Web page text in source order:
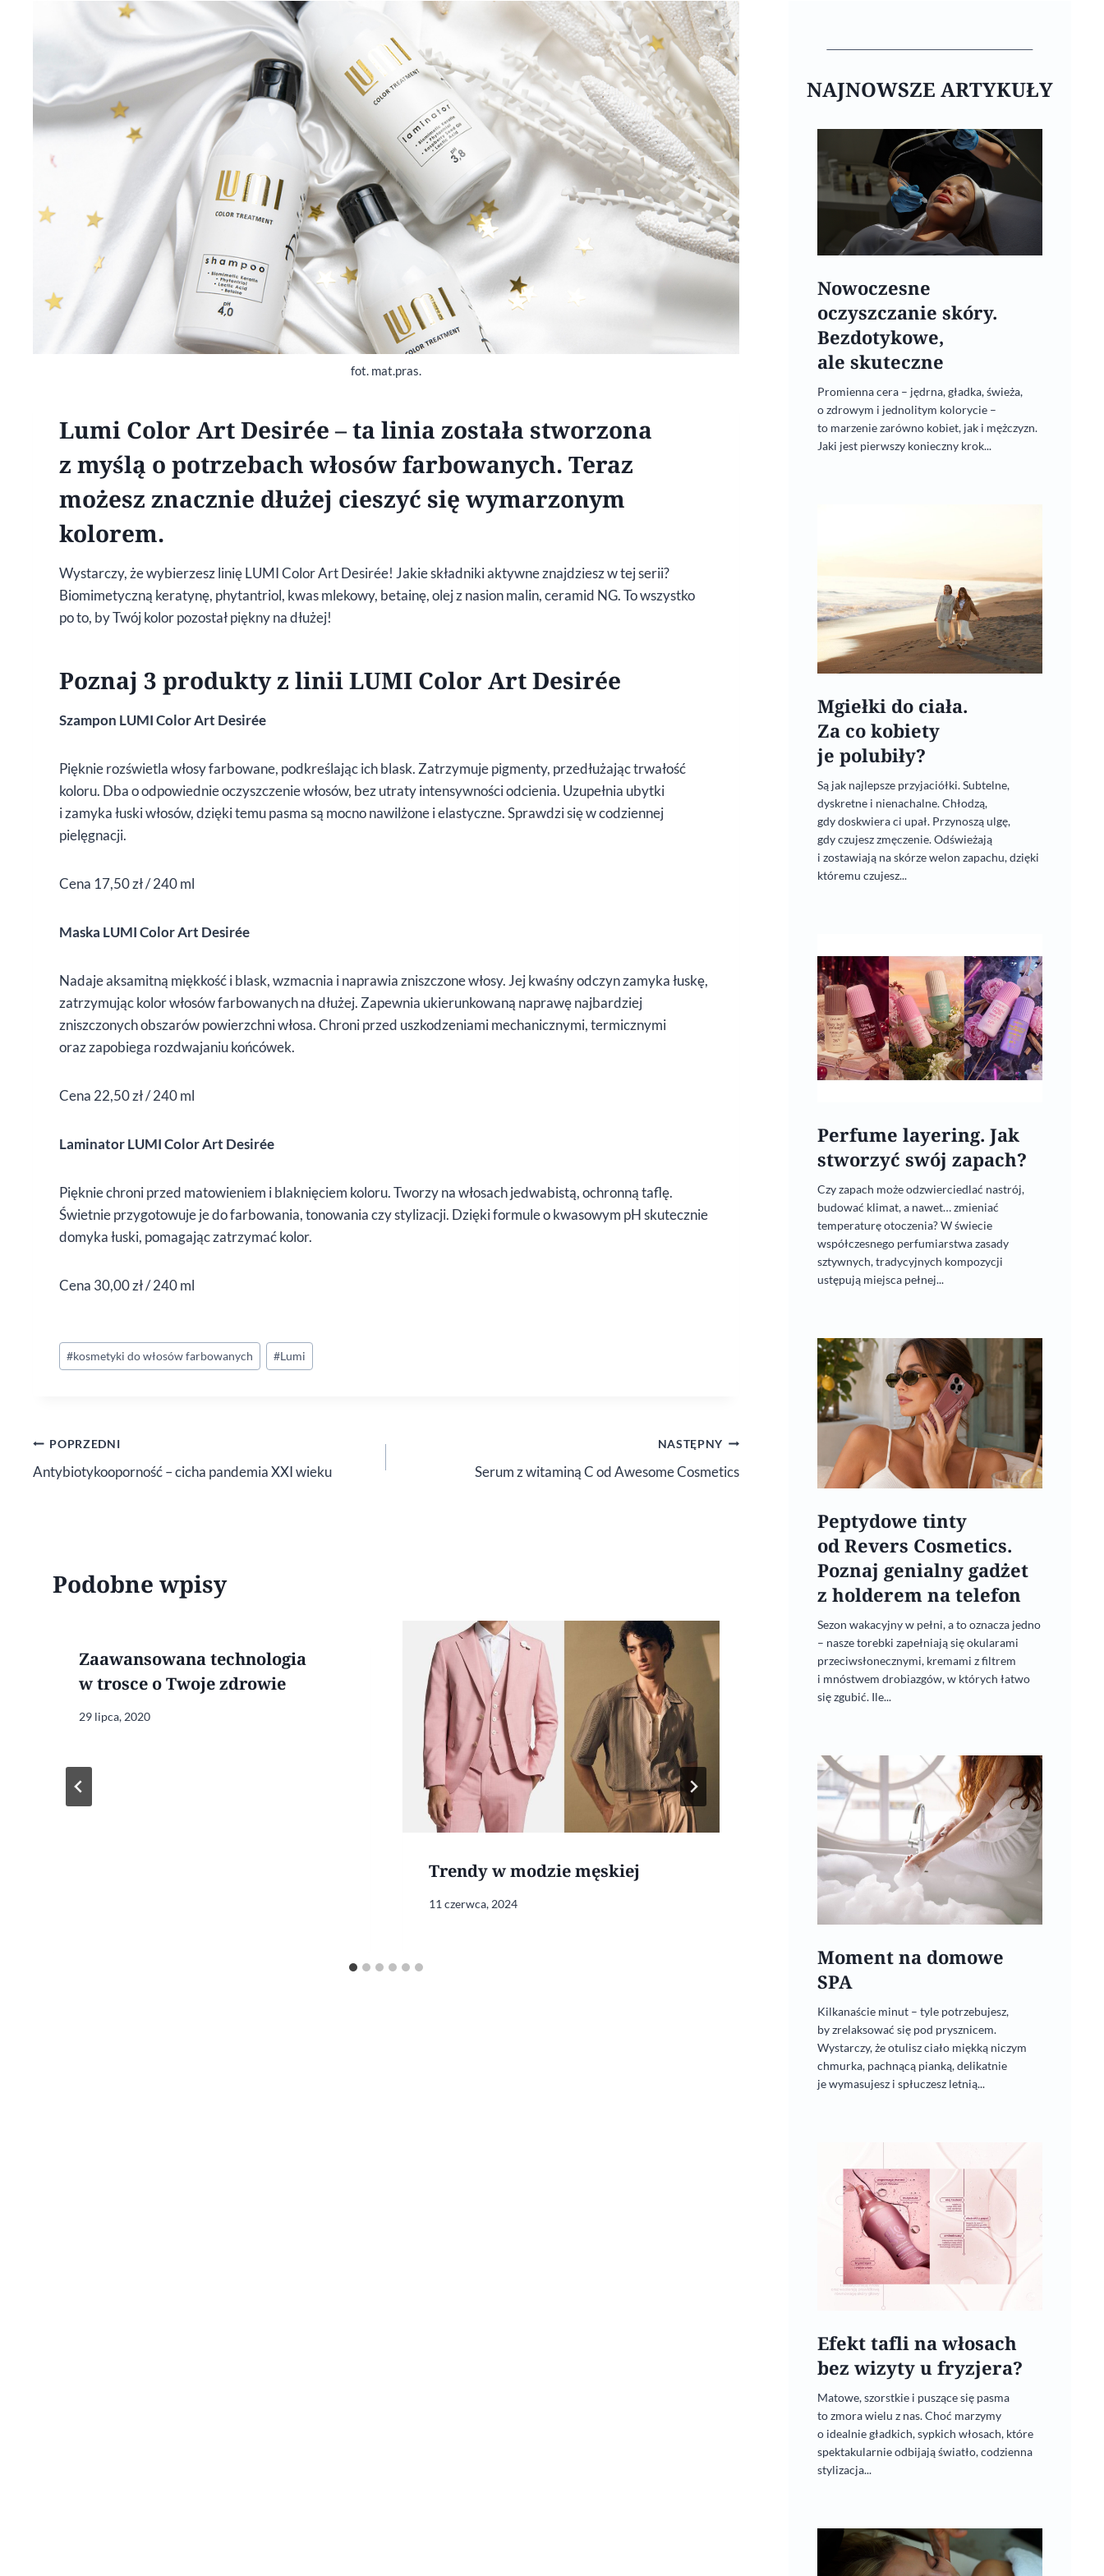
fot. mat.pras.
Lumi Color Art Desirée – ta linia została stworzona
z myślą o potrzebach włosów farbowanych. Teraz
możesz znacznie dłużej cieszyć się wymarzonym
kolorem.
Wystarczy, że wybierzesz linię LUMI Color Art Desirée! Jakie składniki aktywne znajdziesz w tej serii?
Biomimetyczną keratynę, phytantriol, kwas mlekowy, betainę, olej z nasion malin, ceramid NG. To wszystko
po to, by Twój kolor pozostał piękny na dłużej!
Poznaj 3 produkty z linii LUMI Color Art Desirée
Szampon LUMI Color Art Desirée
Pięknie rozświetla włosy farbowane, podkreślając ich blask. Zatrzymuje pigmenty, przedłużając trwałość
koloru. Dba o odpowiednie oczyszczenie włosów, bez utraty intensywności odcienia. Uzupełnia ubytki
i zamyka łuski włosów, dzięki temu pasma są mocno nawilżone i elastyczne. Sprawdzi się w codziennej
pielęgnacji.
Cena 17,50 zł / 240 ml
Maska LUMI Color Art Desirée
Nadaje aksamitną miękkość i blask, wzmacnia i naprawia zniszczone włosy. Jej kwaśny odczyn zamyka łuskę,
zatrzymując kolor włosów farbowanych na dłużej. Zapewnia ukierunkowaną naprawę najbardziej
zniszczonych obszarów powierzchni włosa. Chroni przed uszkodzeniami mechanicznymi, termicznymi
oraz zapobiega rozdwajaniu końcówek.
Cena 22,50 zł / 240 ml
Laminator LUMI Color Art Desirée
Pięknie chroni przed matowieniem i blaknięciem koloru. Tworzy na włosach jedwabistą, ochronną taflę.
Świetnie przygotowuje je do farbowania, tonowania czy stylizacji. Dzięki formule o kwasowym pH skutecznie
domyka łuski, pomagając zatrzymać kolor.
Cena 30,00 zł / 240 ml
Tagi
wpisu:
#kosmetyki do włosów farbowanych #Lumi
Nawigacja
wpisu
POPRZEDNI
Antybiotykooporność – cicha pandemia XXI wieku
NASTĘPNY
Serum z witaminą C od Awesome Cosmetics
Podobne wpisy
Zaawansowana technologia
w trosce o Twoje zdrowie
29 lipca, 2020
Trendy w modzie męskiej
11 czerwca, 2024
BodyBoom Mama
2 czerwca, 2022
NAJNOWSZE ARTYKUŁY
Nowoczesne
oczyszczanie skóry.
Bezdotykowe,
ale skuteczne
Promienna cera – jędrna, gładka, świeża,
o zdrowym i jednolitym kolorycie –
to marzenie zarówno kobiet, jak i mężczyzn.
Jaki jest pierwszy konieczny krok...
Mgiełki do ciała.
Za co kobiety
je polubiły?
Są jak najlepsze przyjaciółki. Subtelne,
dyskretne i nienachalne. Chłodzą,
gdy doskwiera ci upał. Przynoszą ulgę,
gdy czujesz zmęczenie. Odświeżają
i zostawiają na skórze welon zapachu, dzięki
któremu czujesz...
Perfume layering. Jak
stworzyć swój zapach?
Czy zapach może odzwierciedlać nastrój,
budować klimat, a nawet… zmieniać
temperaturę otoczenia? W świecie
współczesnego perfumiarstwa zasady
sztywnych, tradycyjnych kompozycji
ustępują miejsca pełnej...
Peptydowe tinty
od Revers Cosmetics.
Poznaj genialny gadżet
z holderem na telefon
Sezon wakacyjny w pełni, a to oznacza jedno
– nasze torebki zapełniają się okularami
przeciwsłonecznymi, kremami z filtrem
i mnóstwem drobiazgów, w których łatwo
się zgubić. Ile...
Moment na domowe
SPA
Kilkanaście minut – tyle potrzebujesz,
by zrelaksować się pod prysznicem.
Wystarczy, że otulisz ciało miękką niczym
chmurka, pachnącą pianką, delikatnie
je wymasujesz i spłuczesz letnią...
Efekt tafli na włosach
bez wizyty u fryzjera?
Matowe, szorstkie i puszące się pasma
to zmora wielu z nas. Choć marzymy
o idealnie gładkich, sypkich włosach, które
spektakularnie odbijają światło, codzienna
stylizacja...